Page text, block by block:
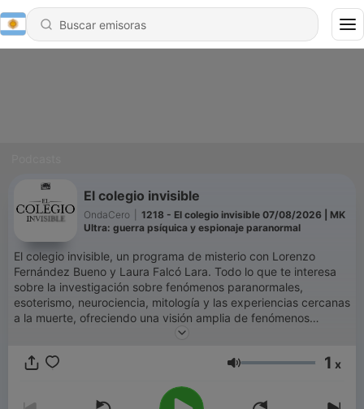
El colegio invisible
OndaCero
1218 - El colegio invisible 07/08/2026 | MK
Ultra: guerra psíquica y espionaje paranormal
El colegio invisible, un programa de misterio con Lorenzo
Fernández Bueno y Laura Falcó Lara. Todo lo que te interesa
sobre la investigación sobre fenómenos paranormales,
esoterismo, neurociencia, mitología y las experiencias cercanas
a la muerte, ofreciendo una visión amplia de fenómenos
misteriosos y poco convencionales. También hablamos de
exploración espacial y la geopolítica internacional, siempre
Volumen 1 x